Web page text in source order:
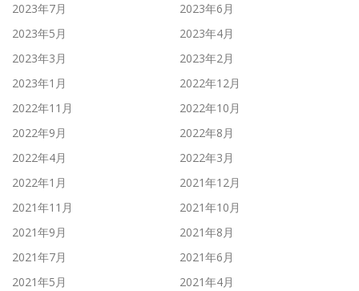
2023年7月
2023年6月
2023年5月
2023年4月
2023年3月
2023年2月
2023年1月
2022年12月
2022年11月
2022年10月
2022年9月
2022年8月
2022年4月
2022年3月
2022年1月
2021年12月
2021年11月
2021年10月
2021年9月
2021年8月
2021年7月
2021年6月
2021年5月
2021年4月